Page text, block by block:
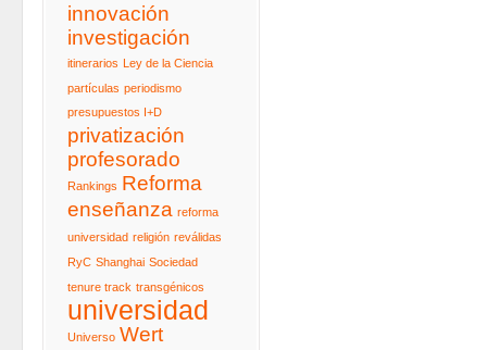
innovación
investigación
itinerarios Ley de la Ciencia
partículas periodismo
presupuestos I+D
privatización
profesorado
Rankings Reforma
enseñanza reforma
universidad religión reválidas
RyC Shanghai Sociedad
tenure track transgénicos
universidad
Universo Wert